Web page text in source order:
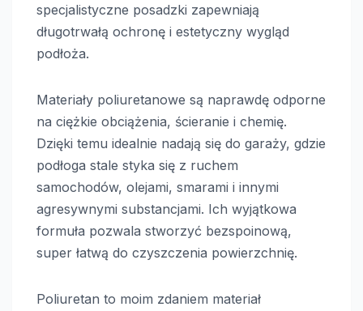
specjalistyczne posadzki zapewniają
długotrwałą ochronę i estetyczny wygląd
podłoża.
Materiały poliuretanowe są naprawdę odporne
na ciężkie obciążenia, ścieranie i chemię.
Dzięki temu idealnie nadają się do garaży, gdzie
podłoga stale styka się z ruchem
samochodów, olejami, smarami i innymi
agresywnymi substancjami. Ich wyjątkowa
formuła pozwala stworzyć bezspoinową,
super łatwą do czyszczenia powierzchnię.
Poliuretan to moim zdaniem materiał